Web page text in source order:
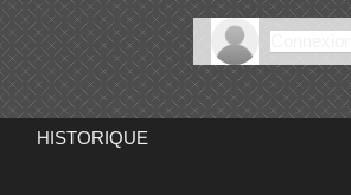
HISTORIQUE